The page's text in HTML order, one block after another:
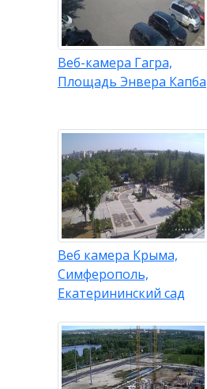
Веб-камера Гагра,
Площадь Энвера Капба
Веб камера Крыма,
Симферополь,
Екатерининский сад